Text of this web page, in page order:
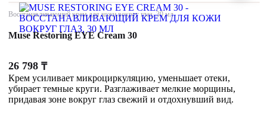
Восстанавливающий крем для кожи вокруг глаз, 30 мл
Muse Restoring EYE Cream 30
26 798 ₸
Крем усиливает микроциркуляцию, уменьшает отеки,
убирает темные круги. Разглаживает мелкие морщины,
придавая зоне вокруг глаз свежий и отдохнувший вид.